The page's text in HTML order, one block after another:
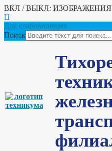
ВКЛ / ВЫКЛ:
Ц
Для слабовидящих
Поиск